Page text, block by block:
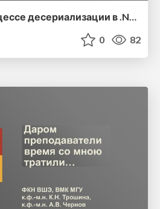
Уязвимости в процессе десериализации в .NET: прошлое, настоящее и будущее
0 82